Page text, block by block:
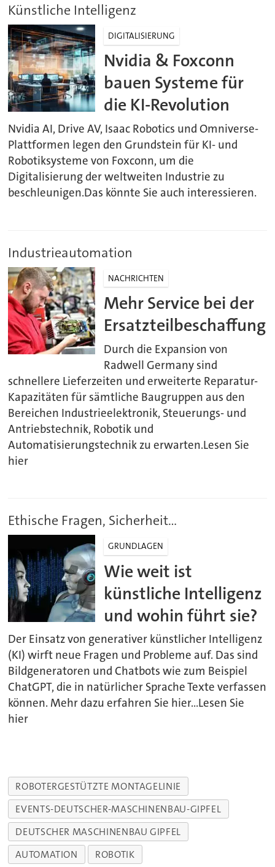
Künstliche Intelligenz
DIGITALISIERUNG
Nvidia & Foxconn
bauen Systeme für
die KI-Revolution
Nvidia AI, Drive AV, Isaac Robotics und Omniverse-
Plattformen legen den Grundstein für KI- und
Robotiksysteme von Foxconn, um die
Digitalisierung der weltweiten Industrie zu
beschleunigen.Das könnte Sie auch interessieren.
Industrieautomation
NACHRICHTEN
Mehr Service bei der
Ersatzteilbeschaffung
Durch die Expansion von
Radwell Germany sind
schnellere Lieferzeiten und erweiterte Reparatur-
Kapazitäten für sämtliche Baugruppen aus den
Bereichen Industrieelektronik, Steuerungs- und
Antriebstechnik, Robotik und
Automatisierungstechnik zu erwarten.Lesen Sie
hier
Ethische Fragen, Sicherheit...
GRUNDLAGEN
Wie weit ist
künstliche Intelligenz
und wohin führt sie?
Der Einsatz von generativer künstlicher Intelligenz
(KI) wirft neue Fragen und Probleme auf. Das sind
Bildgeneratoren und Chatbots wie zum Beispiel
ChatGPT, die in natürlicher Sprache Texte verfassen
können. Mehr dazu erfahren Sie hier...Lesen Sie
hier
ROBOTERGESTÜTZTE MONTAGELINIE
EVENTS-DEUTSCHER-MASCHINENBAU-GIPFEL
DEUTSCHER MASCHINENBAU GIPFEL
AUTOMATION
ROBOTIK